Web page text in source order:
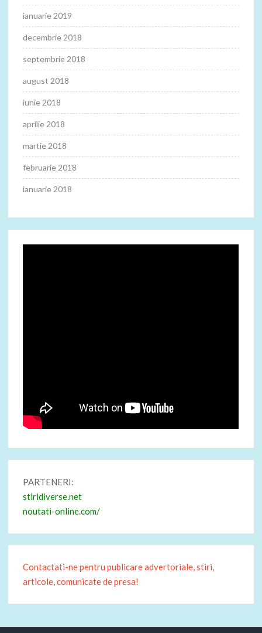
ianuarie 2019
decembrie 2018
septembrie 2018
august 2018
iunie 2018
aprilie 2018
martie 2018
februarie 2018
ianuarie 2018
PARTENERI:
stiridiverse.net
noutati-online.com/
Contactati-ne pentru publicare advertoriale, stiri,
articole, comunicate de presa!